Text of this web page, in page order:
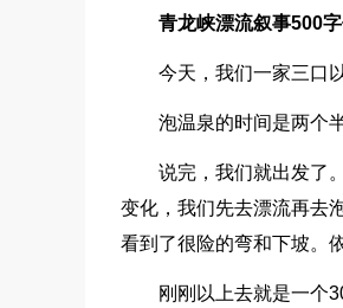
青龙峡漂流叙事500
今天，我们一家三口
泡温泉的时间是两个
说完，我们就出发了
变化，我们先去漂流再去
看到了很险的弯和下坡。
刚刚以上去就是一个